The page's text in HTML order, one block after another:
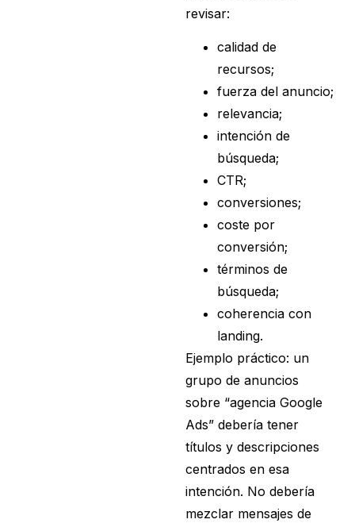
revisar:
calidad de
recursos;
fuerza del anuncio;
relevancia;
intención de
búsqueda;
CTR;
conversiones;
coste por
conversión;
términos de
búsqueda;
coherencia con
landing.
Ejemplo práctico: un
grupo de anuncios
sobre “agencia Google
Ads” debería tener
títulos y descripciones
centrados en esa
intención. No debería
mezclar mensajes de